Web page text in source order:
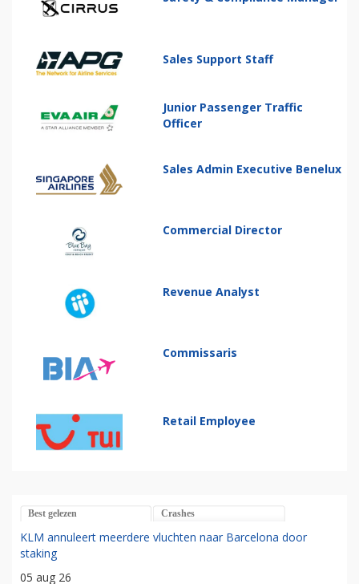
Sales Support Staff
Junior Passenger Traffic
Officer
Sales Admin Executive Benelux
Commercial Director
Revenue Analyst
Commissaris
Retail Employee
Best gelezen Crashes
KLM annuleert meerdere vluchten naar Barcelona door
staking
05 aug 26